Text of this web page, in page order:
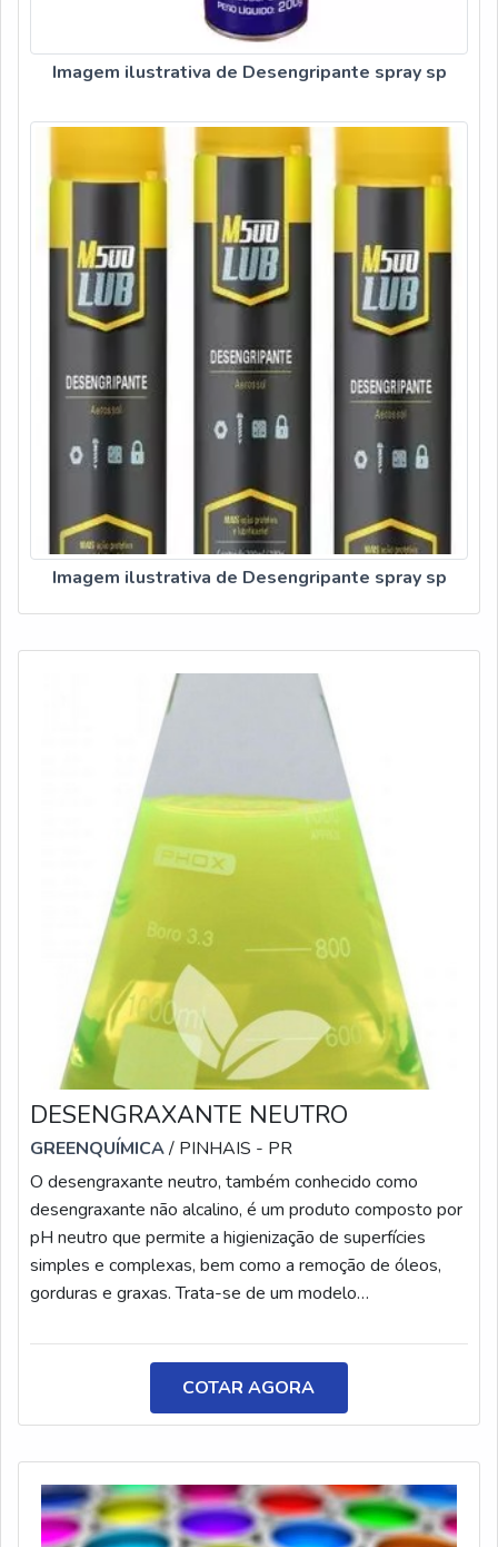
Imagem ilustrativa de Desengripante spray sp
Imagem ilustrativa de Desengripante spray sp
DESENGRAXANTE NEUTRO
GREENQUÍMICA/ PINHAIS - PR
O desengraxante neutro, também conhecido como
desengraxante não alcalino, é um produto composto por
pH neutro que permite a higienização de superfícies
simples e complexas, bem como a remoção de óleos,
gorduras e graxas. Trata-se de um modelo
de limpeza. Além disso, o produto não afeta
negativamente vidros, plásticos, metais, tintas, pinturas,
borracha e outros materiais usados em acabamentos,
mantendo a estrutura e brilho dos materiais em que é
aplicado. Por essas e outras características, o
desengraxante neutro pode ser usado tanto em
estabelecimentos comerciais quanto em
COTAR AGORA